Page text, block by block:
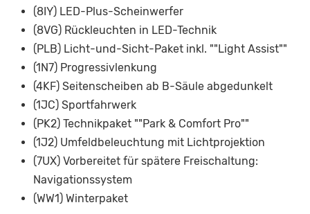
(8IY) LED-Plus-Scheinwerfer
(8VG) Rückleuchten in LED-Technik
(PLB) Licht-und-Sicht-Paket inkl. ""Light Assist""
(1N7) Progressivlenkung
(4KF) Seitenscheiben ab B-Säule abgedunkelt
(1JC) Sportfahrwerk
(PK2) Technikpaket ""Park & Comfort Pro""
(1J2) Umfeldbeleuchtung mit Lichtprojektion
(7UX) Vorbereitet für spätere Freischaltung:
Navigationssystem
(WW1) Winterpaket